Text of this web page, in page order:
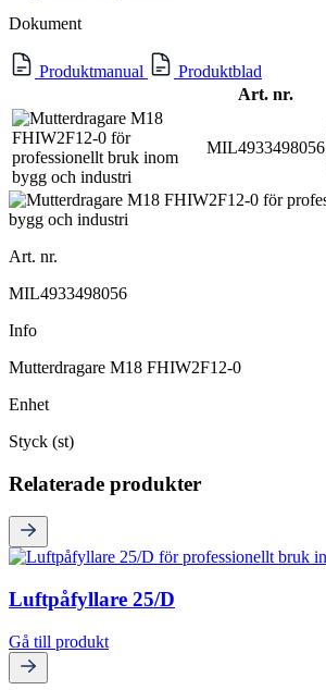
Dokument
Produktmanual
Produktblad
Art. nr.
MIL4933498056
Art. nr.
MIL4933498056
Info
Mutterdragare M18 FHIW2F12-0
Enhet
Styck (st)
Relaterade produkter
Luftpåfyllare 25/D
Gå till produkt